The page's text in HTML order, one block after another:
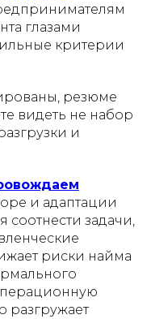
глазами
критерии
резюме
видеть не набор
и
и адаптации
соотнести задачи,
риски найма
разгружает